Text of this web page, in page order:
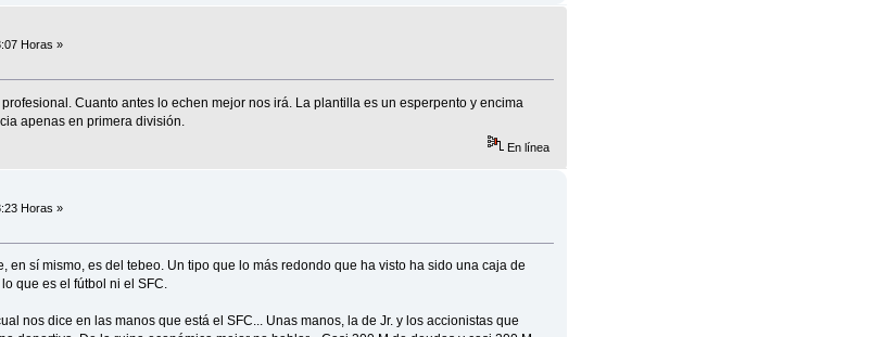
Horas »
Cuanto antes lo echen mejor nos irá. La plantilla es un esperpento y encima
apenas en primera división.
En línea
Horas »
en sí mismo, es del tebeo. Un tipo que lo más redondo que ha visto ha sido una caja de
que es el fútbol ni el SFC.
nos dice en las manos que está el SFC... Unas manos, la de Jr. y los accionistas que